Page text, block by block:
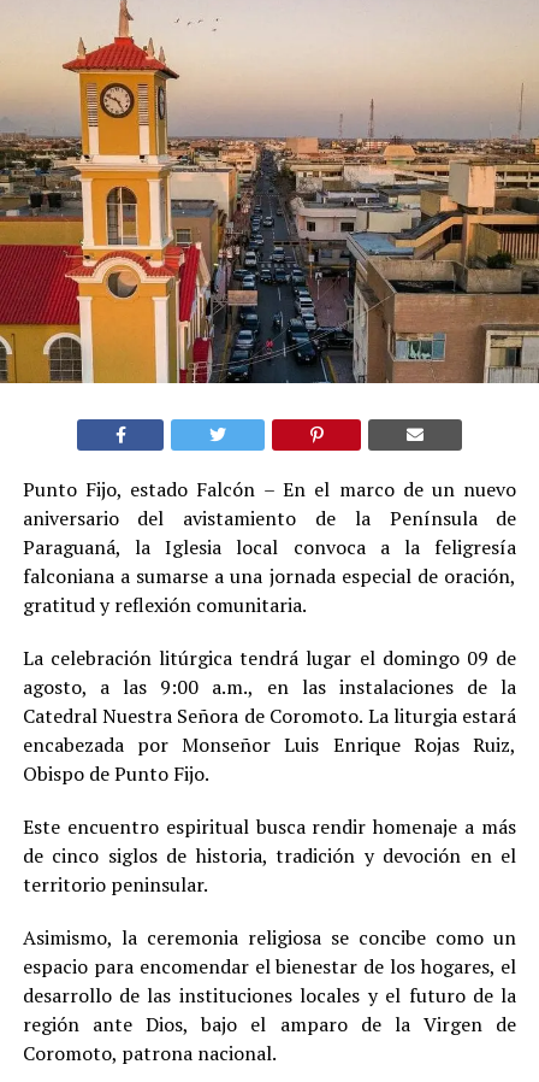
Punto Fijo, estado Falcón – En el marco de un nuevo
aniversario del avistamiento de la Península de
Paraguaná, la Iglesia local convoca a la feligresía
falconiana a sumarse a una jornada especial de oración,
gratitud y reflexión comunitaria.
La celebración litúrgica tendrá lugar el domingo 09 de
agosto, a las 9:00 a.m., en las instalaciones de la
Catedral Nuestra Señora de Coromoto. La liturgia estará
encabezada por Monseñor Luis Enrique Rojas Ruiz,
Obispo de Punto Fijo.
Este encuentro espiritual busca rendir homenaje a más
de cinco siglos de historia, tradición y devoción en el
territorio peninsular.
Asimismo, la ceremonia religiosa se concibe como un
espacio para encomendar el bienestar de los hogares, el
desarrollo de las instituciones locales y el futuro de la
región ante Dios, bajo el amparo de la Virgen de
Coromoto, patrona nacional.